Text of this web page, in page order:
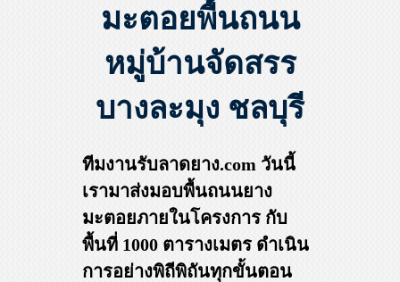
มะตอยพื้นถนน
หมู่บ้านจัดสรร
บางละมุง ชลบุรี
ทีมงานรับลาดยาง.com วันนี้
เรามาส่งมอบพื้นถนนยาง
มะตอยภายในโครงการ กับ
พื้นที่ 1000 ตารางเมตร ดำเนิน
การอย่างพิถีพิถันทุกขั้นตอน